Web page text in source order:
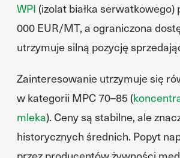
WPI (izolat białka serwatkowego)
000 EUR/MT, a ograniczona
utrzymuje silną pozycję
Zainteresowanie utrzymuje się
w kategorii MPC 70–85 (
mleka). Ceny są stabilne, ale
historycznych średnich. Popyt